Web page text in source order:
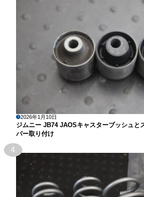
2026年1月10日
ジムニー JB74 JAOSキャスターブッシュと
パー取り付け
4